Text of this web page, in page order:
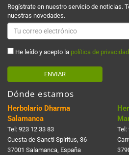
Regístrate en nuestro servicio de noticias.
nuestras novedades.
He leído y acepto la política de privacidad
ENVIAR
Dónde estamos
Herbolario Dharma
Salamanca
Tel: 923 12 33 83
Cuesta de Sancti Spí­ritus, 36
37001 Salamanca, España
Tel: